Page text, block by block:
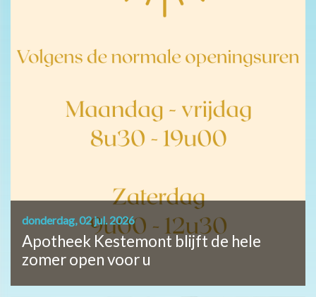
donderdag, 02 jul. 2026
Apotheek Kestemont blijft de hele
zomer open voor u